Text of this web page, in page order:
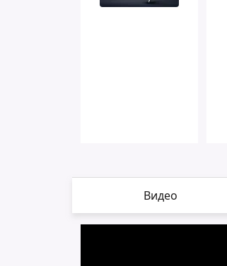
Видео